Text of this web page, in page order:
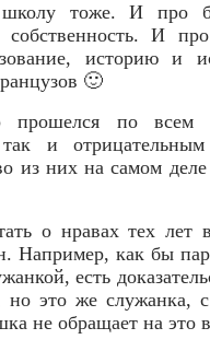
тоже. И про
И
историю и
🙂
по всем
и
из них на самом
о нравах тех лет
Например, как бы
есть
но это же служанка,
не обращает на это